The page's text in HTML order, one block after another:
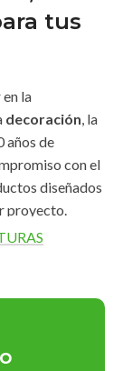
tus
en la
decoración, la
años de
con el
diseñados
proyecto.
productos de